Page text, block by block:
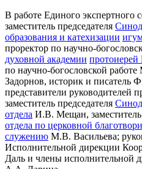
В работе Единого экспертного
заместитель председателя
образования и катехизации
проректор по научно-
духовной академии
по научно-богословской
Задорнов, историк и писатель
представители руководителей
заместитель председателя
отдела И.В. Мещан, заместитель
отдела по церковной
служению М.В. Васильева;
Исполнительной дирекции
Даль и члены исполнительной